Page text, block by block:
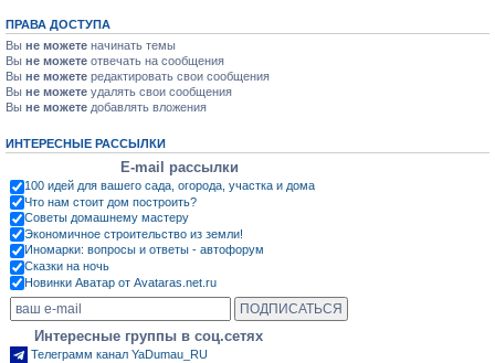
ПРАВА ДОСТУПА
Вы не можете начинать темы
Вы не можете отвечать на сообщения
Вы не можете редактировать свои сообщения
Вы не можете удалять свои сообщения
Вы не можете добавлять вложения
ИНТЕРЕСНЫЕ РАССЫЛКИ
E-mail рассылки
100 идей для вашего сада, огорода, участка и дома
Что нам стоит дом построить?
Советы домашнему мастеру
Экономичное строительство из земли!
Иномарки: вопросы и ответы - автофорум
Сказки на ночь
Новинки Аватар от Avataras.net.ru
Интересные группы в соц.сетях
Телеграмм канал YaDumau_RU